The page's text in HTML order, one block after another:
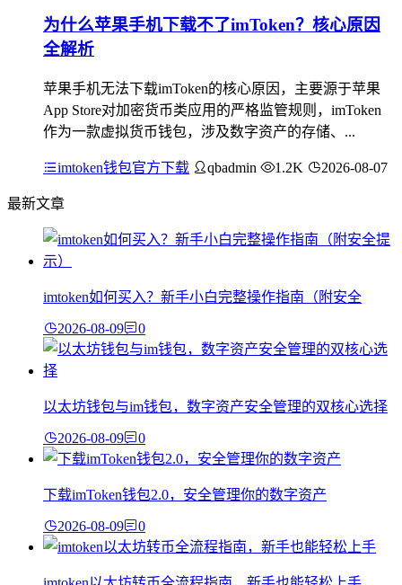
为什么苹果手机下载不了imToken？核心原因
全解析
苹果手机无法下载imToken的核心原因，主要源于苹果
App Store对加密货币类应用的严格监管规则，imToken
作为一款虚拟货币钱包，涉及数字资产的存储、...
imtoken钱包官方下载 qbadmin 1.2K 2026-08-07
最新文章
imtoken如何买入？新手小白完整操作指南（附安全
2026-08-09 0
以太坊钱包与im钱包，数字资产安全管理的双核心选择
2026-08-09 0
下载imToken钱包2.0，安全管理你的数字资产
2026-08-09 0